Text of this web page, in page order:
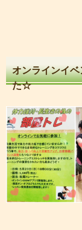
オンラインイ
た☆